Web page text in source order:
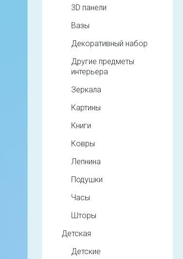
3D панели
Вазы
Декоративный набор
Другие предметы
интерьера
Зеркала
Картины
Книги
Ковры
Лепнина
Подушки
Часы
Шторы
Детская
Детские